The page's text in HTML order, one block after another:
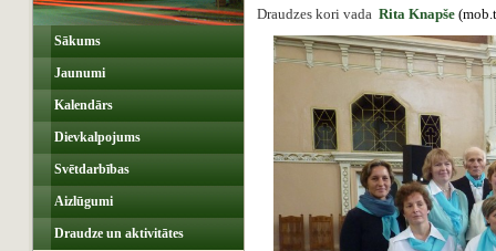
Sākums
Jaunumi
Kalendārs
Dievkalpojums
Svētdarbības
Aizlūgumi
Draudze un aktivitātes
Draudzes kori vada Rita Knapše (